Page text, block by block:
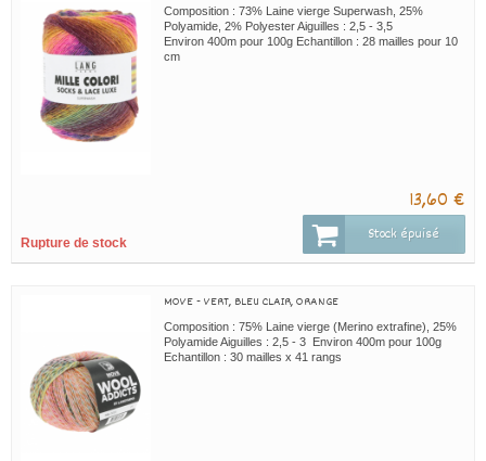
Composition : 73% Laine vierge Superwash, 25%
Polyamide, 2% Polyester Aiguilles : 2,5 - 3,5
Environ 400m pour 100g Echantillon : 28 mailles pour 10
cm
13,60 €
Rupture de stock Stock épuisé
MOVE - VERT, BLEU CLAIR, ORANGE
Composition : 75% Laine vierge (Merino extrafine), 25%
Polyamide Aiguilles : 2,5 - 3 Environ 400m pour 100g
Echantillon : 30 mailles x 41 rangs